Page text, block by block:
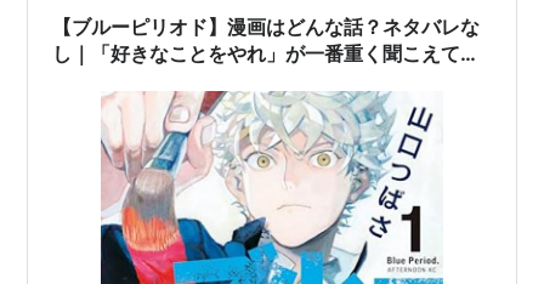
【ブルーピリオド】漫画はどんな話？ネタバレな
し｜「好きなことをやれ」が一番重く聞こえてく